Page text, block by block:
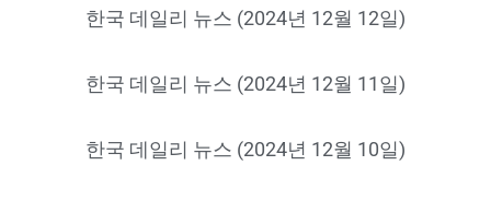
한국 데일리 뉴스 (2024년 12월 12일)
한국 데일리 뉴스 (2024년 12월 11일)
한국 데일리 뉴스 (2024년 12월 10일)